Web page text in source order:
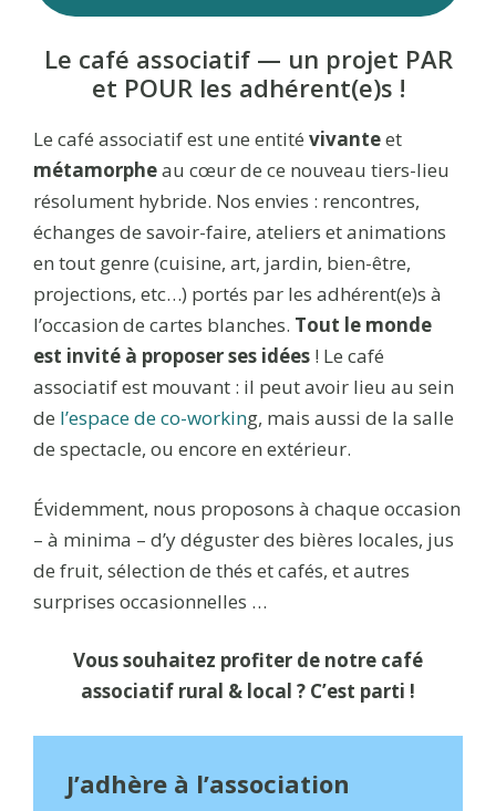
Le café associatif — un projet PAR
et POUR les adhérent(e)s !
Le café associatif est une entité vivanteet
métamorpheau cœur de ce nouveau tiers-lieu
résolument hybride. Nos envies : rencontres,
échanges de savoir-faire, ateliers et animations
en tout genre (cuisine, art, jardin, bien-être,
projections, etc…) portés par les adhérent(e)s à
l’occasion de cartes blanches. Tout le monde
est invité à proposer ses idées ! Le café
associatif est mouvant : il peut avoir lieu au sein
de l’espace de co-working, mais aussi de la salle
de spectacle, ou encore en extérieur.
Évidemment, nous proposons à chaque occasion
– à minima – d’y déguster des bières locales, jus
de fruit, sélection de thés et cafés, et autres
surprises occasionnelles …
Vous souhaitez profiter de notre café
associatif rural & local ? C’est parti !
J’adhère à l’association